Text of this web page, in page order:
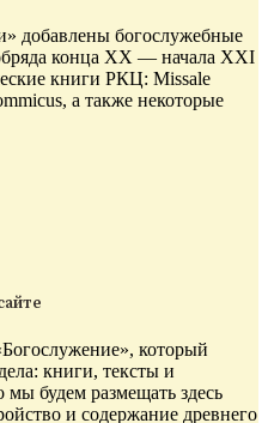
добавлены богослужебные
конца XX — начала XXI
книги РКЦ: Missale
а также некоторые
который
книги, тексты и
будем размещать здесь
и содержание древнего